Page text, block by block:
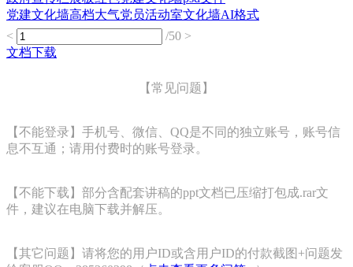
党建文化墙高档大气党员活动室文化墙AI格式
<
/50 >
文档下载
【常见问题】
【不能登录】手机号、微信、QQ是不同的独立账号，账号信
息不互通；请用付费时的账号登录。
【不能下载】部分含配套讲稿的ppt文档已压缩打包成.rar文
件，建议在电脑下载并解压。
【其它问题】请将您的用户ID或含用户ID的付款截图+问题发